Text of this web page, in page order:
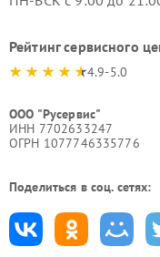
Рейтинг сервисного
4.9-5.0
ООО "Русервис"
ИНН 7702633247
ОГРН 1077746335776
Поделиться в соц. сетях: